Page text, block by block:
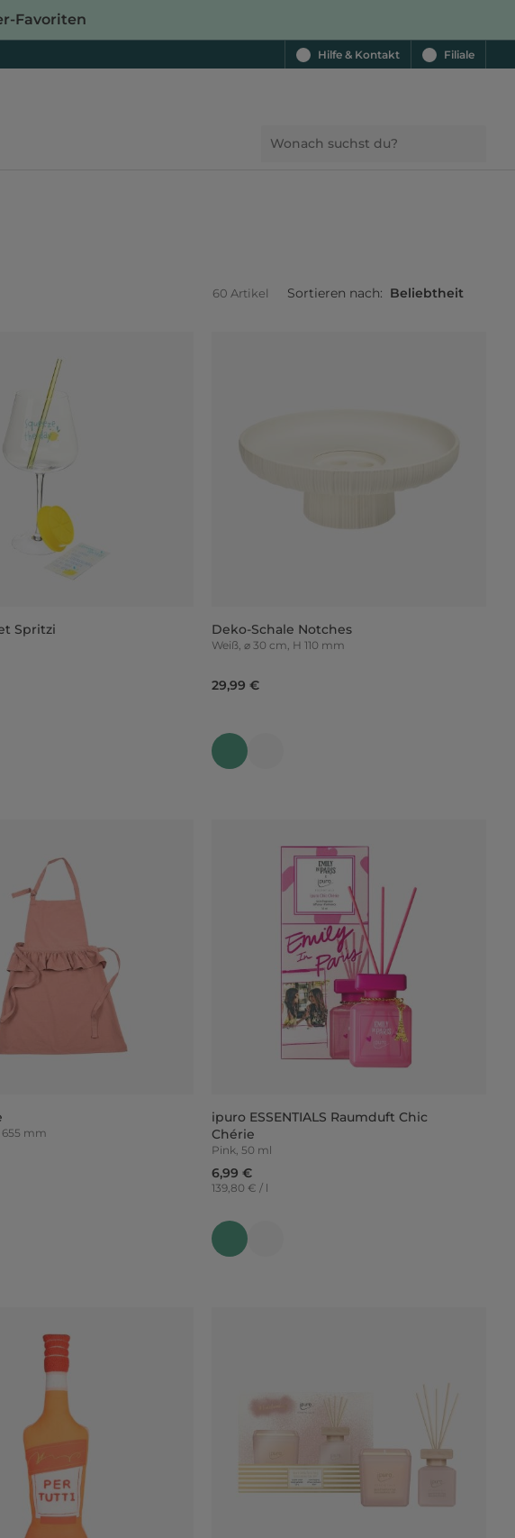
Favoriten
Hilfe & Kontakt Filiale
60 Artikel Sortieren nach: Beliebtheit
Spritzi Deko-Schale Notches
Weiß, ⌀ 30 cm, H 110 mm
29,99 €
B 655 mm
ipuro ESSENTIALS Raumduft Chic
Chérie
Pink, 50 ml
6,99 €
139,80 € / l